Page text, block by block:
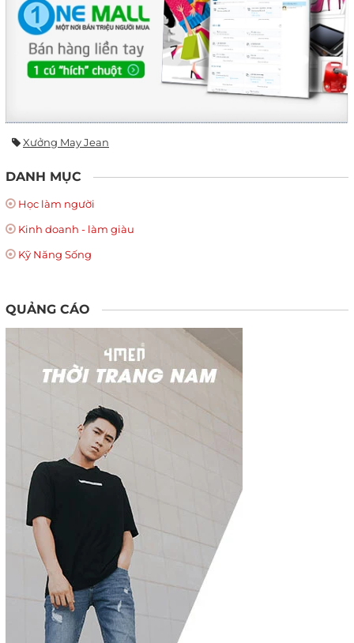
Xưởng May Jean
DANH MỤC
Học làm người
Kinh doanh - làm giàu
Kỹ Năng Sống
QUẢNG CÁO